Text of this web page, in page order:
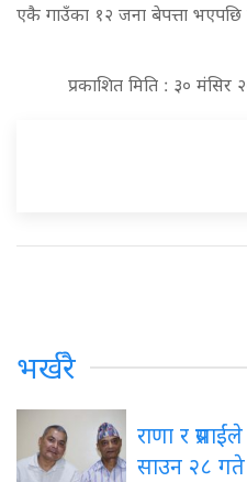
एकै गाउँका १२ जना बेपत्ता
प्रकाशित मिति : ३०
भर्खरै
राणा र
साउन २८ गते